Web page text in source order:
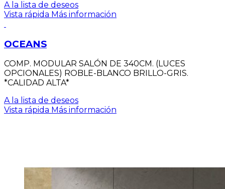
A la lista de deseos
Vista rápida Más información
OCEANS
COMP. MODULAR SALÓN DE 340CM. (LUCES
OPCIONALES) ROBLE-BLANCO BRILLO-GRIS.
*CALIDAD ALTA*
A la lista de deseos
Vista rápida Más información